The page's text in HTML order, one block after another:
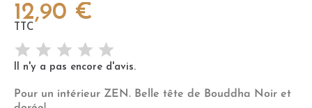
12,90 €
TTC
Il n'y a pas encore d'avis.
Pour un intérieur ZEN. Belle tête de Bouddha Noir et